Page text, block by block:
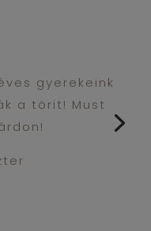
gyerekeink
a törit! Must